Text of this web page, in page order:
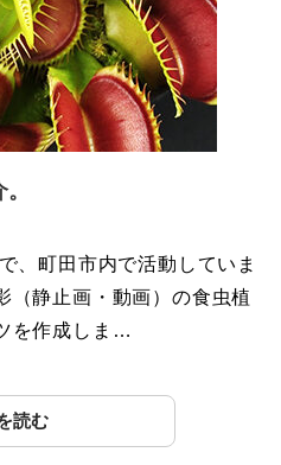
、町田市内で活動していま
（静止画・動画）の食虫植
を作成しま…
読む